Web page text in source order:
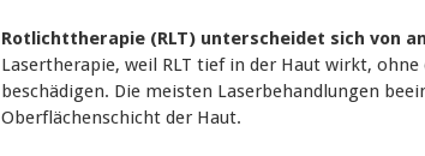
Rotlichttherapie (RLT) unterscheidet sich von
Lasertherapie, weil RLT tief in der Haut wirkt, ohne
beschädigen. Die meisten Laserbehandlungen
Oberflächenschicht der Haut.